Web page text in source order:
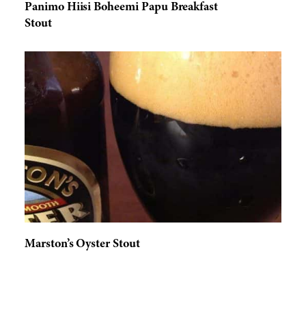
Panimo Hiisi Boheemi Papu Breakfast
Stout
Marston’s Oyster Stout